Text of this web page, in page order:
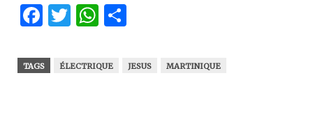
Facebook
Twitter
WhatsApp
TAGS ÉLECTRIQUE JESUS MARTINIQUE